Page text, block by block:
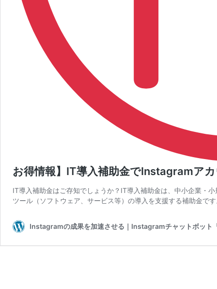
お得情報】IT導入補助金でInstagramア
IT導入補助金はご存知でしょうか？IT導入補助金は、中小企業・
ツール（ソフトウェア、サービス等）の導入を支援する補助金で
Instagramの成果を加速させる｜Instagramチャットボット